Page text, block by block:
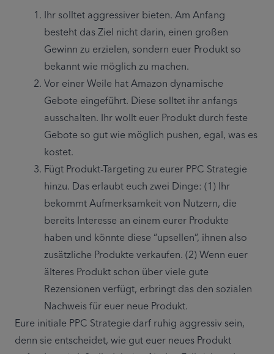
Ihr solltet aggressiver bieten. Am Anfang
besteht das Ziel nicht darin, einen großen
Gewinn zu erzielen, sondern euer Produkt so
bekannt wie möglich zu machen.
Vor einer Weile hat Amazon dynamische
Gebote eingeführt. Diese solltet ihr anfangs
ausschalten. Ihr wollt euer Produkt durch feste
Gebote so gut wie möglich pushen, egal, was es
kostet.
Fügt Produkt-Targeting zu eurer PPC Strategie
hinzu. Das erlaubt euch zwei Dinge: (1) Ihr
bekommt Aufmerksamkeit von Nutzern, die
bereits Interesse an einem eurer Produkte
haben und könnte diese “upsellen”, ihnen also
zusätzliche Produkte verkaufen. (2) Wenn euer
älteres Produkt schon über viele gute
Rezensionen verfügt, erbringt das den sozialen
Nachweis für euer neue Produkt.
Eure initiale PPC Strategie darf ruhig aggressiv sein,
denn sie entscheidet, wie gut euer neues Produkt